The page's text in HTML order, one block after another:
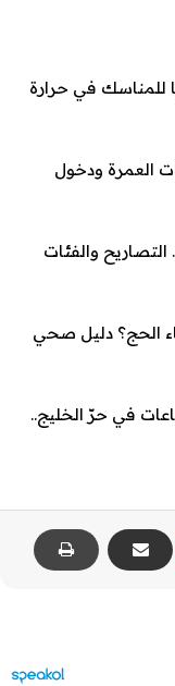
صحيًا للمناسك في حرارة
العمرة ودخول
دخول مكة خلال موسم الحج 2026.. التصاريح والفئات
الحج؟ دليل صحي
من ذي الحجة مع العمل 8 ساعات في حرّ الخليج..